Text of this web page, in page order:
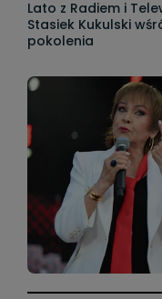
Lato z Radiem i
Stasiek Kukulski
pokolenia